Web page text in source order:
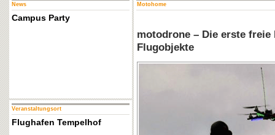
News
Campus Party
Veranstaltungsort
Flughafen Tempelhof
Motohome
motodrone – Die erste
Flugobjekte